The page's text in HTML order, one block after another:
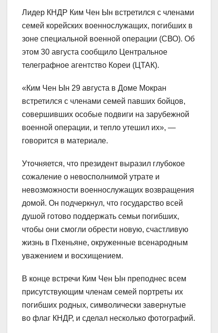
Лидер КНДР Ким Чен Ын встретился с членами
семей корейских военнослужащих, погибших в
зоне специальной военной операции (СВО). Об
этом 30 августа сообщило Центральное
телеграфное агентство Кореи (ЦТАК).
«Ким Чен Ын 29 августа в Доме Мокран
встретился с членами семей павших бойцов,
совершивших особые подвиги на зарубежной
военной операции, и тепло утешил их», —
говорится в материале.
Уточняется, что президент выразил глубокое
сожаление о невосполнимой утрате и
невозможности военнослужащих возвращения
домой. Он подчеркнул, что государство всей
душой готово поддержать семьи погибших,
чтобы они смогли обрести новую, счастливую
жизнь в Пхеньяне, окруженные всенародным
уважением и восхищением.
В конце встречи Ким Чен Ын преподнес всем
присутствующим членам семей портреты их
погибших родных, символически завернутые
во флаг КНДР, и сделал несколько фотографий.